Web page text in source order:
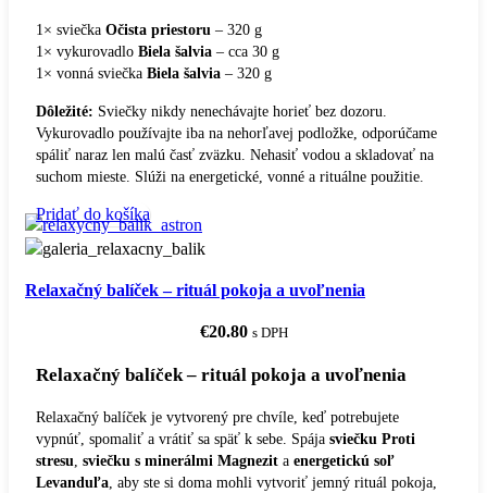
1× sviečka Očista priestoru – 320 g
1× vykurovadlo Biela šalvia – cca 30 g
1× vonná sviečka Biela šalvia – 320 g
Dôležité: Sviečky nikdy nenechávajte horieť bez dozoru.
Vykurovadlo používajte iba na nehorľavej podložke, odporúčame
spáliť naraz len malú časť zväzku. Nehasiť vodou a skladovať na
suchom mieste. Slúži na energetické, vonné a rituálne použitie.
Pridať do košíka
Relaxačný balíček – rituál pokoja a uvoľnenia
€20.80 s DPH
Relaxačný balíček – rituál pokoja a uvoľnenia
Relaxačný balíček je vytvorený pre chvíle, keď potrebujete
vypnúť, spomaliť a vrátiť sa späť k sebe. Spája sviečku Proti
stresu sviečku s minerálmi Magnezit a energetickú soľ
Levanduľa , aby ste si doma mohli vytvoriť jemný rituál pokoja,